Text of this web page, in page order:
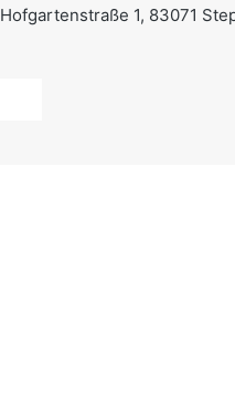
Hofgartenstraße 1, 83071